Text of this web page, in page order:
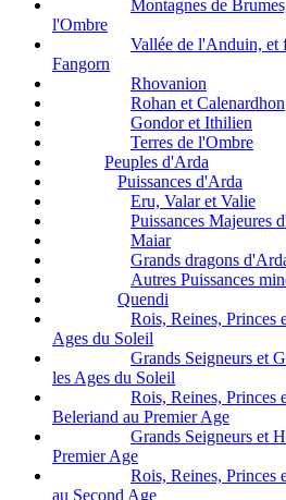
Montagnes de
l'Ombre
Vallée de l'Anduin, et
Fangorn
Rhovanion
Rohan et Calenardhon
Gondor et Ithilien
Terres de l'Ombre
Peuples d'Arda
Puissances d'Arda
Eru, Valar et Valie
Puissances Majeures
Maiar
Grands dragons
Autres Puissances
Quendi
Rois, Reines, Princes
Ages du Soleil
Grands Seigneurs et
les Ages du Soleil
Rois, Reines, Princes
Beleriand au Premier Age
Grands Seigneurs et
Premier Age
Rois, Reines, Princes
au Second Age